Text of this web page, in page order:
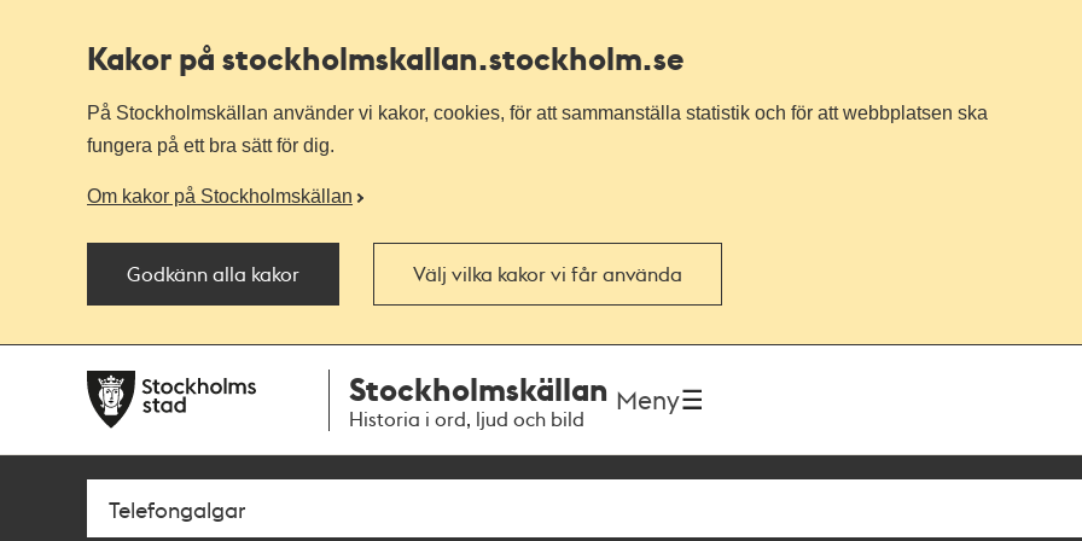
Kakor på stockholmskallan.stockholm.se
På Stockholmskällan använder vi kakor, cookies, för att sammanställa statistik och för att webbplatsen ska
fungera på ett bra sätt för dig.
Om kakor på Stockholmskällan
Godkänn alla kakor Välj vilka kakor vi får använda
navigationen
huvudinnehållet
Stockholmskällan
Historia i ord, ljud och bild
Meny
Sök